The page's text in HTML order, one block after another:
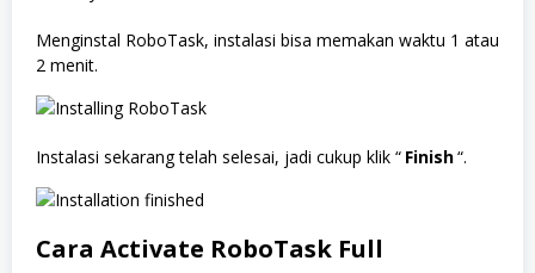
Menginstal RoboTask, instalasi bisa memakan waktu 1 atau
2 menit.
Instalasi sekarang telah selesai, jadi cukup klik “ Finish“.
Cara Activate RoboTask Full